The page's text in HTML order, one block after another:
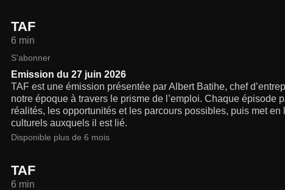
TAF
6 min
S'abonner
Emission du 27 juin 2026
TAF est une émission présentée par Albert Batihe, chef
notre époque à travers le prisme de l’emploi. Chaque épisode
réalités, les opportunités et les parcours possibles, puis met
culturels auxquels il est lié.
Disponible plus de 6 mois
TAF
6 min